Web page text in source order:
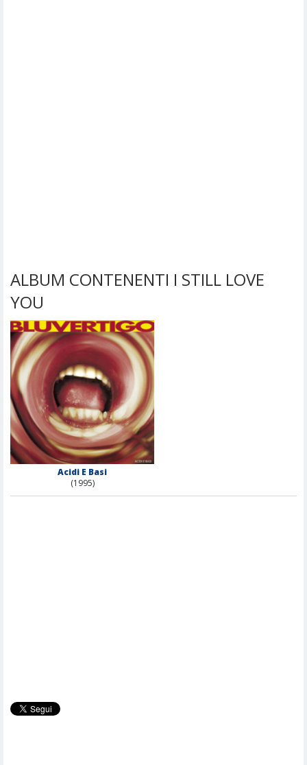
ALBUM CONTENENTI I STILL LOVE
YOU
Acidi E Basi
(1995)